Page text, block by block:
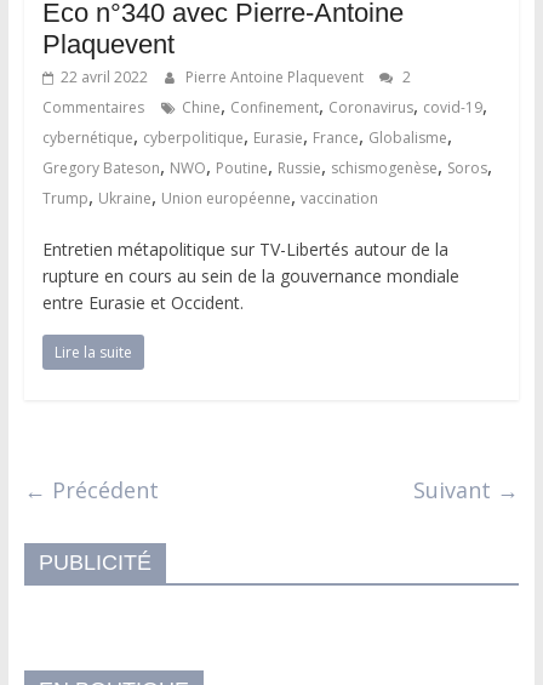
Eco n°340 avec Pierre-Antoine
Plaquevent
22 avril 2022 Pierre Antoine Plaquevent
2
Commentaires
Chine, Confinement, Coronavirus, covid-19,
cybernétique, cyberpolitique, Eurasie, France, Globalisme,
Gregory Bateson, NWO, Poutine, Russie, schismogenèse, Soros,
Trump, Ukraine, Union européenne, vaccination
Entretien métapolitique sur TV-Libertés autour de la
rupture en cours au sein de la gouvernance mondiale
entre Eurasie et Occident.
Lire la suite
← Précédent Suivant →
PUBLICITÉ